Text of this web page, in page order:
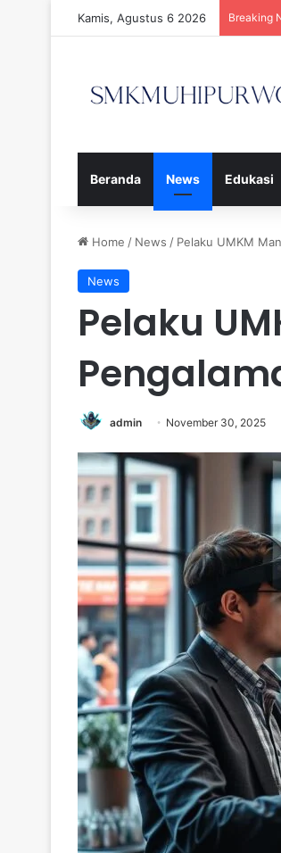
Kamis, Agustus 6 2026 Breaking
Beranda News Edukasi
Home / News / ⁠Pelaku UMKM
News
⁠Pelaku
admin November 30, 2025